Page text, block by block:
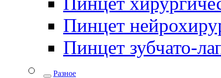
Пинцет
Пинцет зубчато-
Разное